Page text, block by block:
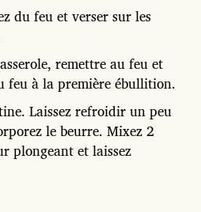
du feu et verser sur les
remettre au feu et
feu à la première ébullition.
Laissez refroidir un peu
le beurre. Mixez 2
plongeant et laissez